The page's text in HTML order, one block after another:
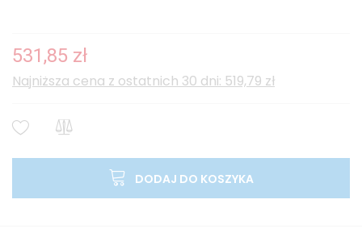
531,85 zł
Najniższa cena z ostatnich 30 dni: 519,79 zł
DODAJ DO KOSZYKA